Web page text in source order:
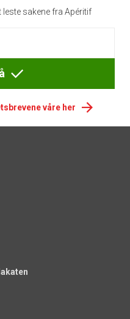
sakene fra Apéritif
våre her